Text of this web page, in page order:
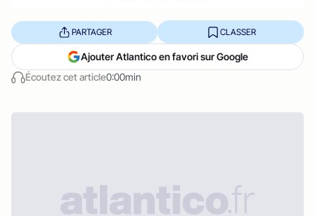
Écoutez cet article0:00min
PARTAGER CLASSER
Ajouter Atlantico en favori sur Google